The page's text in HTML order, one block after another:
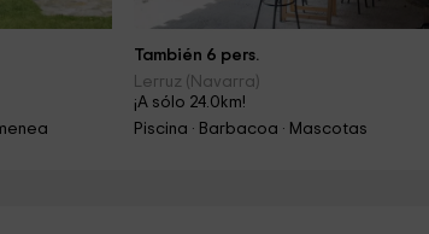
También 6 pers.
Lerruz (Navarra)
¡A sólo 24.0km!
Piscina · Barbacoa · Mascotas